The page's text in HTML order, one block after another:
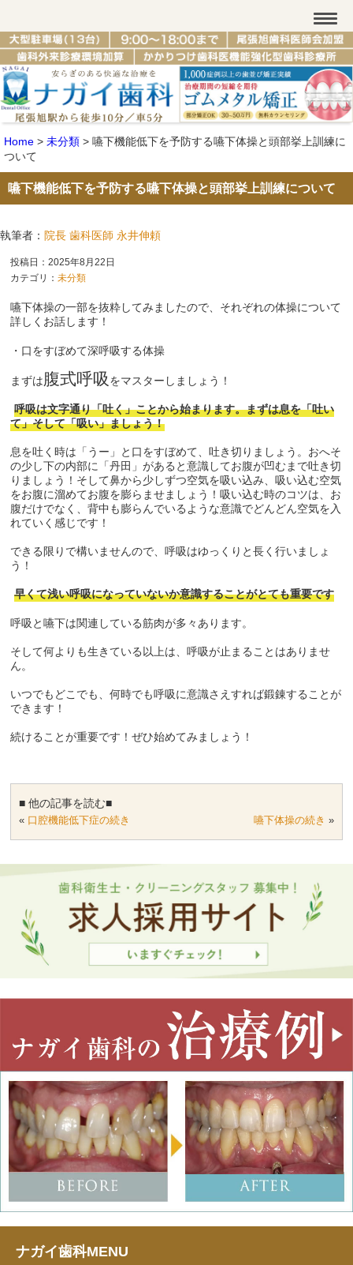
Home > 未分類 > 嚥下機能低下を予防する嚥下体操と頭部挙上訓練に
ついて
嚥下機能低下を予防する嚥下体操と頭部挙上訓練について
執筆者： 院長 歯科医師 永井伸頼
投稿日：2025年8月22日
カテゴリ：未分類
嚥下体操の一部を抜粋してみましたので、それぞれの体操について
詳しくお話します！
・口をすぼめて深呼吸する体操
まずは腹式呼吸 をマスターしましょう！
呼吸は文字通り「吐く」ことから始まります。まずは息を「吐い
て」そして「吸い」ましょう！
息を吐く時は「うー」と口をすぼめて、吐き切りましょう。おへそ
の少し下の内部に「丹田」があると意識してお腹が凹むまで吐き切
りましょう！そして鼻から少しずつ空気を吸い込み、吸い込む空気
をお腹に溜めてお腹を膨らませましょう！吸い込む時のコツは、お
腹だけでなく、背中も膨らんでいるような意識でどんどん空気を入
れていく感じです！
できる限りで構いませんので、呼吸はゆっくりと長く行いましょ
う！
早くて浅い呼吸になっていないか意識することがとても重要です
呼吸と嚥下は関連している筋肉が多々あります。
そして何よりも生きている以上は、呼吸が止まることはありませ
ん。
いつでもどこでも、何時でも呼吸に意識さえすれば鍛錬することが
できます！
続けることが重要です！ぜひ始めてみましょう！
■ 他の記事を読む■
« 口腔機能低下症の続き 嚥下体操の続き »
ナガイ歯科MENU